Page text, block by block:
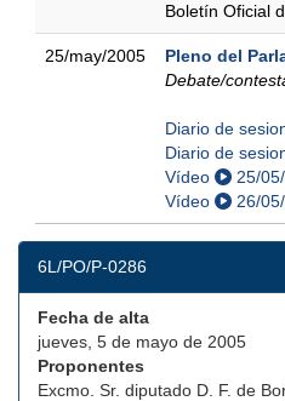
Boletín Oficial
25/may/2005
Pleno del
Debate/
Diario de
Diario de
Vídeo
25/
Vídeo
26/
6L/PO/P-0286
Fecha de alta
jueves, 5 de mayo de 2005
Proponentes
Excmo. Sr. diputado D. F. de